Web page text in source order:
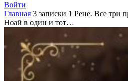
Войти
Главная 3 записки 1 Рене. Все три
Ноай в один и тот…